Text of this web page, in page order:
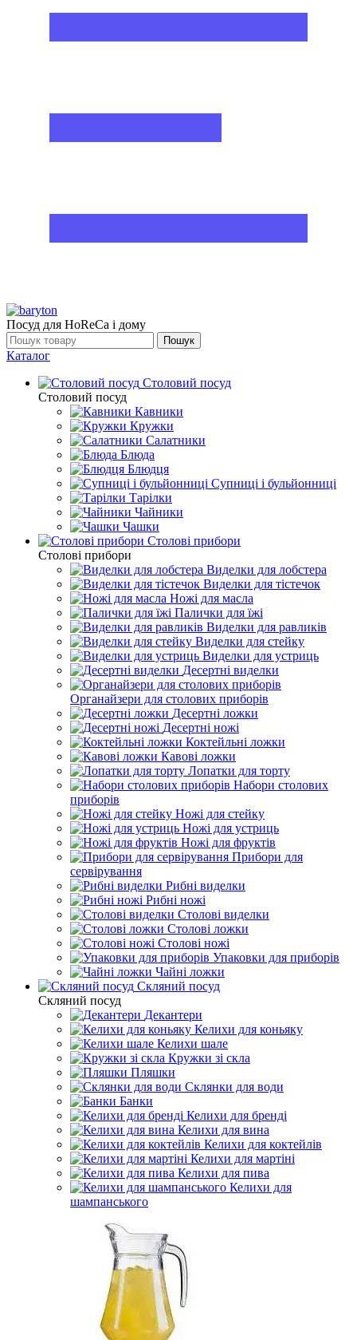
Посуд для HoReCa і дому
Пошук
Каталог
Столовий посуд
Столовий посуд
Кавники
Кружки
Салатники
Блюда
Блюдця
Супниці і бульйонниці
Тарілки
Чайники
Чашки
Столові прибори
Столові прибори
Виделки для лобстера
Виделки для тістечок
Ножі для масла
Палички для їжі
Виделки для равликів
Виделки для стейку
Виделки для устриць
Десертні виделки
Органайзери для столових приборів
Десертні ложки
Десертні ножі
Коктейльні ложки
Кавові ложки
Лопатки для торту
Набори столових
приборів
Ножі для стейку
Ножі для устриць
Ножі для фруктів
Прибори для
сервірування
Рибні виделки
Рибні ножі
Столові виделки
Столові ложки
Столові ножі
Упаковки для приборів
Чайні ложки
Скляний посуд
Скляний посуд
Декантери
Келихи для коньяку
Келихи шале
Кружки зі скла
Пляшки
Склянки для води
Банки
Келихи для бренді
Келихи для вина
Келихи для коктейлів
Келихи для мартіні
Келихи для пива
Келихи для
шампанського